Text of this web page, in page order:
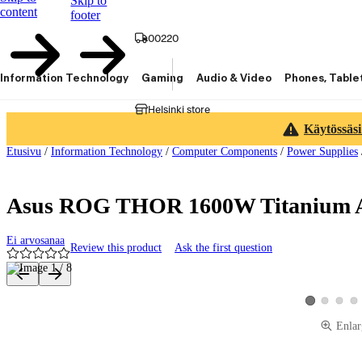
content
footer
00220
Helsinki store
Information Technology Gaming Audio & Video Phones,
Etusivu / Information Technology / Computer Components / Power Supplies
Asus ROG THOR 1600W Titanium
Ei arvosanaa
Review this product Ask the first question
Product images and videos
View product
View product
View